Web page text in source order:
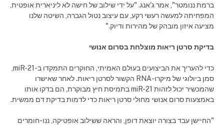
ברמת ננומטר", אמר ג'אנג. "על ידי שילוב של חישה לא ליניארית אופטית,
המפחיתה למעשה רעשי רקע, עם עיצוב נטול הגברה, השיטה שלנו
מציעה איזון מובהק של מהירות ודיוק."
בדיקת סרטן ריאות מוצלחת בסרום אנושי
סמן ביולוגי של מיקרו-RNA הקשור לסרטן ריאות. לאחר שאישרו
שהמכשיר יכול לזהות miR-21 בתמיסת חיץ מבוקרת, הם בדקו אותו
באמצעות סרום אנושי מחולי סרטן ריאות כדי לדמות בדיקת דם ממשית.
"החיישן עבד בצורה יוצאת דופן, והראה ששילוב אופטיקה, ננו-חומרים